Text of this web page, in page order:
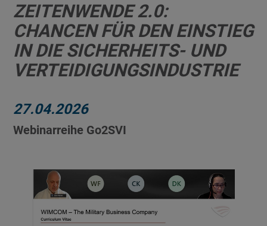
ZEITENWENDE 2.0:
CHANCEN FÜR DEN EINSTIEG
IN DIE SICHERHEITS- UND
VERTEIDIGUNGSINDUSTRIE
27.04.2026
Webinarreihe Go2SVI